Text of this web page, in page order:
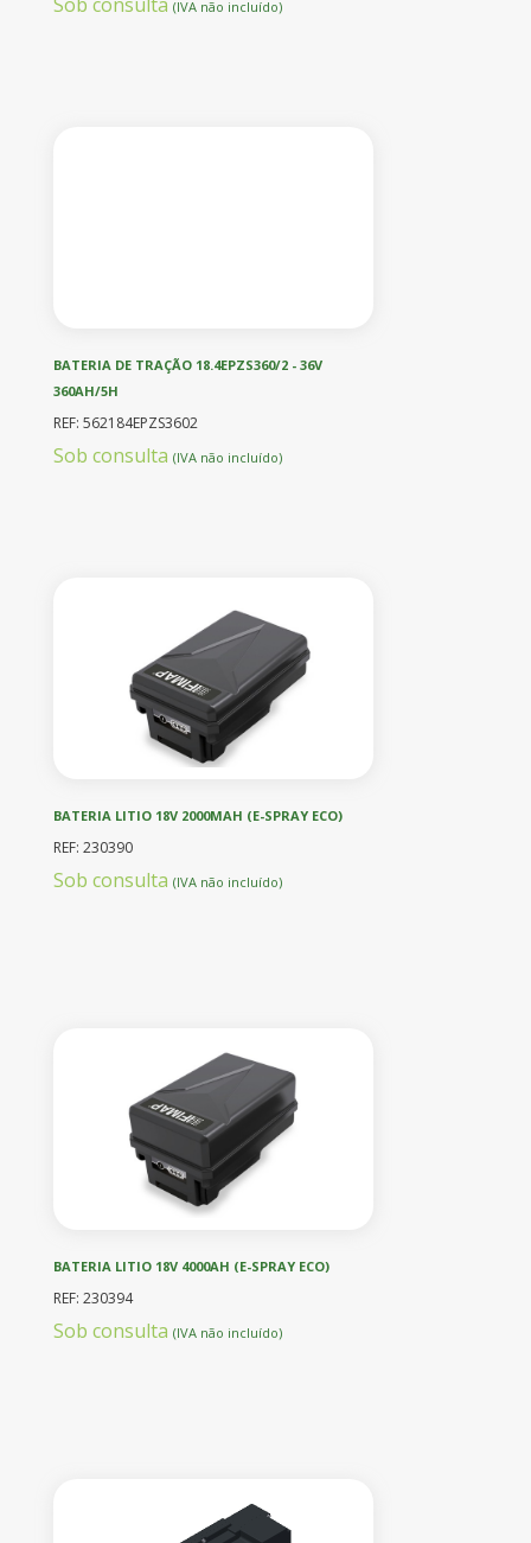
(IVA não incluído)
BATERIA DE TRAÇÃO 18.4EPZS360/2 - 36V
360AH/5H
REF: 562184EPZS3602
Sob consulta (IVA não incluído)
BATERIA LITIO 18V 2000MAH (E-SPRAY ECO)
REF: 230390
Sob consulta (IVA não incluído)
BATERIA LITIO 18V 4000AH (E-SPRAY ECO)
REF: 230394
Sob consulta (IVA não incluído)